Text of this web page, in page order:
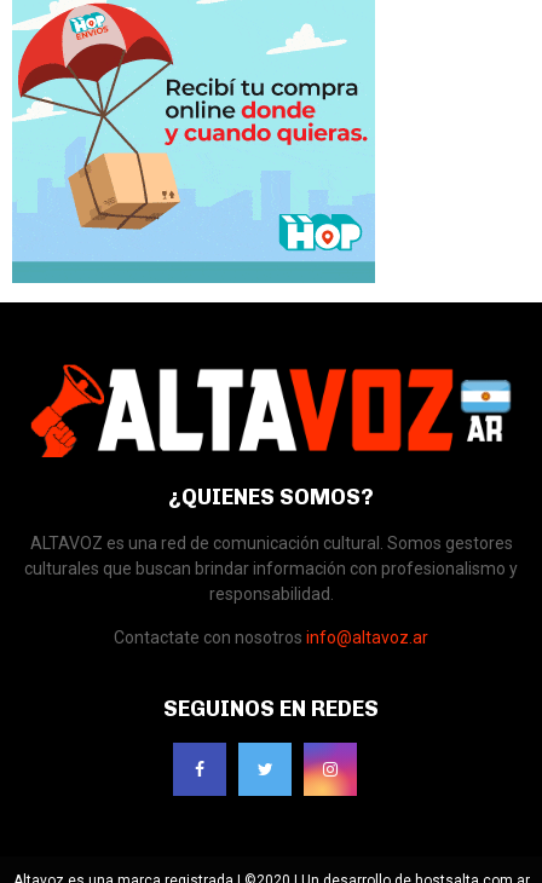
¿QUIENES SOMOS?
ALTAVOZ es una red de comunicación cultural. Somos gestores
culturales que buscan brindar información con profesionalismo y
responsabilidad.
Contactate con nosotros info@altavoz.ar
SEGUINOS EN REDES